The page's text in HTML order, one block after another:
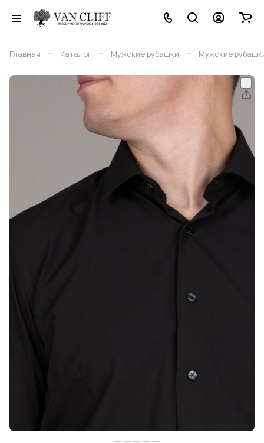
Главная – Каталог – Мужские рубашки – Мужские